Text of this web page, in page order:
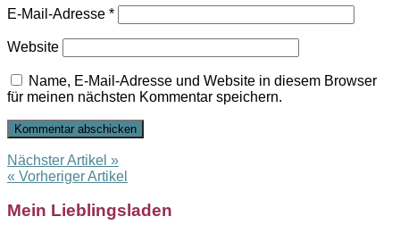
E-Mail-Adresse *
Website
Name, E-Mail-Adresse und Website in diesem Browser
für meinen nächsten Kommentar speichern.
Nächster Artikel »
« Vorheriger Artikel
Mein Lieblingsladen